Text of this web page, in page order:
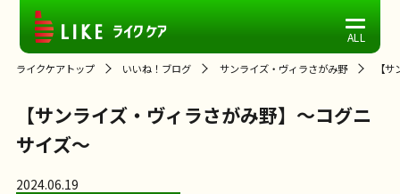
ライクケアトップ いいね！ブログ サンライズ・ヴィラさがみ野 【
【サンライズ・ヴィラさがみ野】～コグニ
サイズ～
2024.06.19